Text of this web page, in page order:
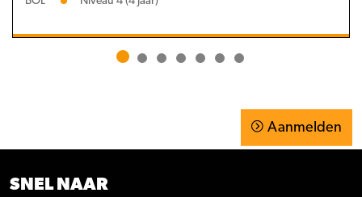
Aanmelden
SNEL NAAR